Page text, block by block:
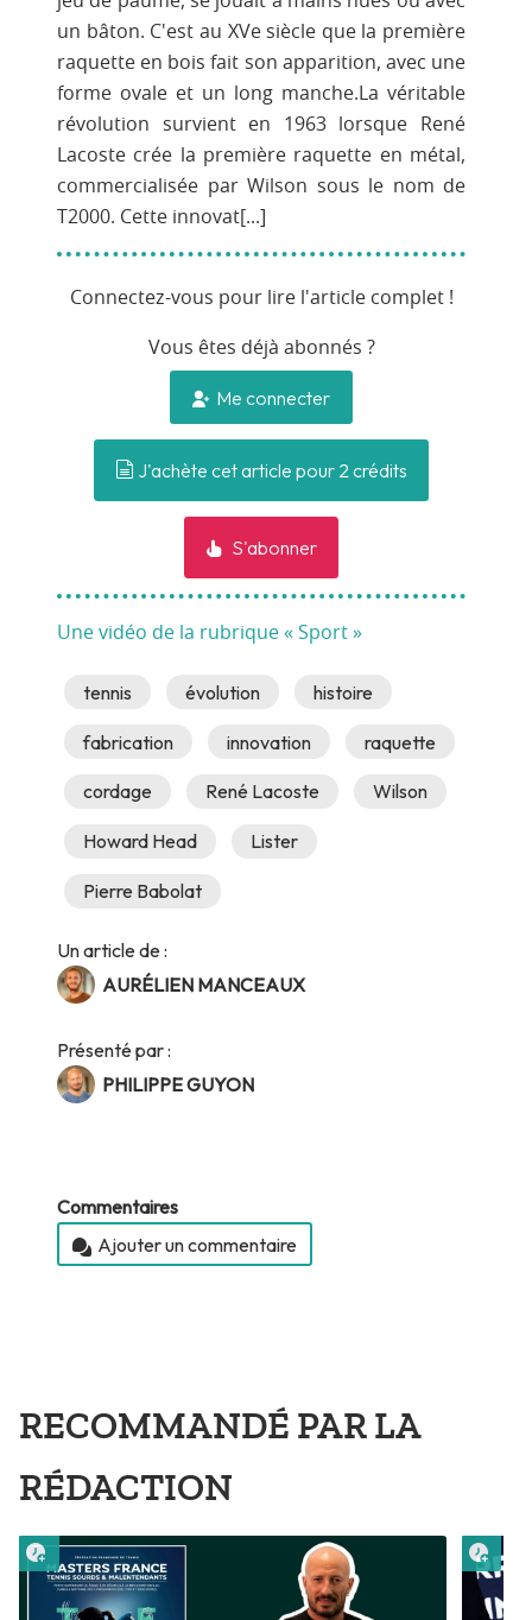
un bâton. C'est au XVe siècle que la première
raquette en bois fait son apparition, avec une
forme ovale et un long manche.La véritable
révolution survient en 1963 lorsque René
Lacoste crée la première raquette en métal,
commercialisée par Wilson sous le nom de
T2000. Cette innovat[...]
Connectez-vous pour lire l'article complet !
Vous êtes déjà abonnés ?
Me connecter
J'achète cet article pour 2 crédits
S'abonner
Une vidéo de la rubrique « Sport »
tennis évolution histoire
fabrication innovation raquette
cordage René Lacoste Wilson
Howard Head Lister
Pierre Babolat
Un article de :
AURÉLIEN MANCEAUX
Présenté par :
PHILIPPE GUYON
Commentaires
Ajouter un commentaire
RECOMMANDÉ PAR LA
RÉDACTION
Lire plus tard